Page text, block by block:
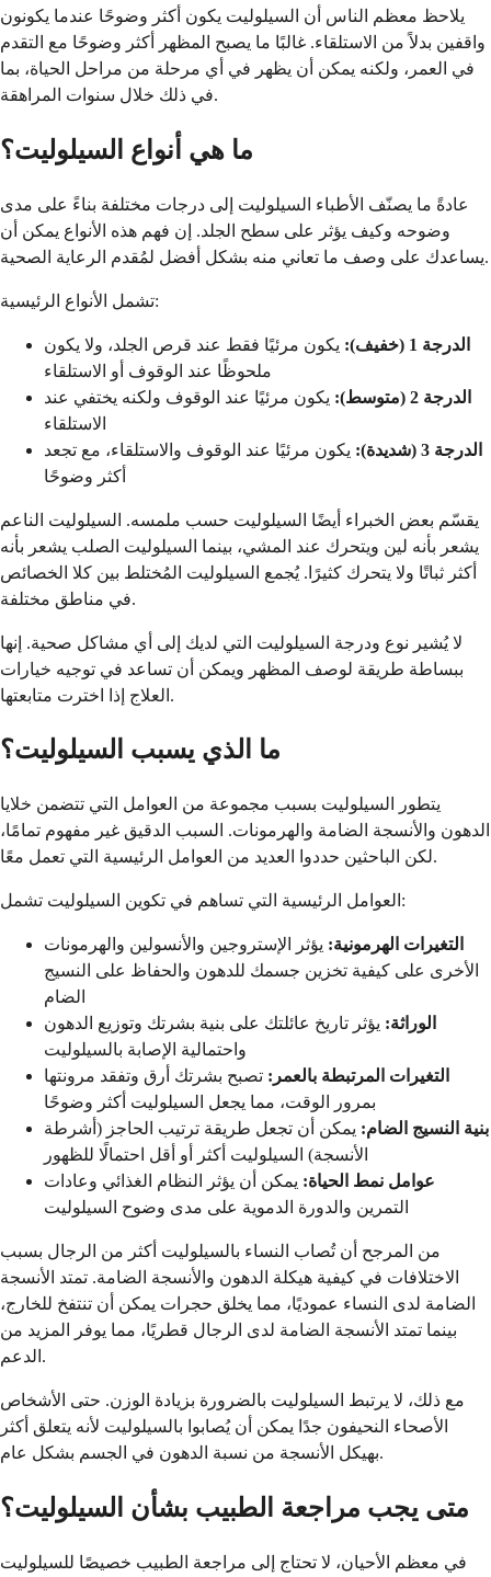
يلاحظ معظم الناس أن السيلوليت يكون أكثر وضوحًا عندما يكونون
واقفين بدلاً من الاستلقاء. غالبًا ما يصبح المظهر أكثر وضوحًا مع التقدم
في العمر، ولكنه يمكن أن يظهر في أي مرحلة من مراحل الحياة، بما
في ذلك خلال سنوات المراهقة.
ما هي أنواع السيلوليت؟
عادةً ما يصنّف الأطباء السيلوليت إلى درجات مختلفة بناءً على مدى
وضوحه وكيف يؤثر على سطح الجلد. إن فهم هذه الأنواع يمكن أن
يساعدك على وصف ما تعاني منه بشكل أفضل لمُقدم الرعاية الصحية.
تشمل الأنواع الرئيسية:
الدرجة 1 (خفيف):
يكون مرئيًا فقط عند قرص الجلد، ولا يكون
ملحوظًا عند الوقوف أو الاستلقاء
الدرجة 2 (متوسط):
يكون مرئيًا عند الوقوف ولكنه يختفي عند
الاستلقاء
الدرجة 3 (شديدة):
يكون مرئيًا عند الوقوف والاستلقاء، مع تجعد
أكثر وضوحًا
يقسّم بعض الخبراء أيضًا السيلوليت حسب ملمسه. السيلوليت الناعم
يشعر بأنه لين ويتحرك عند المشي، بينما السيلوليت الصلب يشعر بأنه
أكثر ثباتًا ولا يتحرك كثيرًا. يُجمع السيلوليت المُختلط بين كلا الخصائص
في مناطق مختلفة.
لا يُشير نوع ودرجة السيلوليت التي لديك إلى أي مشاكل صحية. إنها
ببساطة طريقة لوصف المظهر ويمكن أن تساعد في توجيه خيارات
العلاج إذا اخترت متابعتها.
ما الذي يسبب السيلوليت؟
يتطور السيلوليت بسبب مجموعة من العوامل التي تتضمن خلايا
الدهون والأنسجة الضامة والهرمونات. السبب الدقيق غير مفهوم تمامًا،
لكن الباحثين حددوا العديد من العوامل الرئيسية التي تعمل معًا.
العوامل الرئيسية التي تساهم في تكوين السيلوليت تشمل:
التغيرات الهرمونية: يؤثر الإستروجين والأنسولين والهرمونات
الأخرى على كيفية تخزين جسمك للدهون والحفاظ على النسيج
الضام
الوراثة: يؤثر تاريخ عائلتك على بنية بشرتك وتوزيع الدهون
واحتمالية الإصابة بالسيلوليت
التغيرات المرتبطة بالعمر: تصبح بشرتك أرق وتفقد مرونتها
بمرور الوقت، مما يجعل السيلوليت أكثر وضوحًا
بنية النسيج الضام: يمكن أن تجعل طريقة ترتيب الحاجز (أشرطة
الأنسجة) السيلوليت أكثر أو أقل احتمالًا للظهور
عوامل نمط الحياة: يمكن أن يؤثر النظام الغذائي وعادات
التمرين والدورة الدموية على مدى وضوح السيلوليت
من المرجح أن تُصاب النساء بالسيلوليت أكثر من الرجال بسبب
الاختلافات في كيفية هيكلة الدهون والأنسجة الضامة. تمتد الأنسجة
الضامة لدى النساء عموديًا، مما يخلق حجرات يمكن أن تنتفخ للخارج،
بينما تمتد الأنسجة الضامة لدى الرجال قطريًا، مما يوفر المزيد من
الدعم.
مع ذلك، لا يرتبط السيلوليت بالضرورة بزيادة الوزن. حتى الأشخاص
الأصحاء النحيفون جدًا يمكن أن يُصابوا بالسيلوليت لأنه يتعلق أكثر
بهيكل الأنسجة من نسبة الدهون في الجسم بشكل عام.
متى يجب مراجعة الطبيب بشأن السيلوليت؟
في معظم الأحيان، لا تحتاج إلى مراجعة الطبيب خصيصًا للسيلوليت